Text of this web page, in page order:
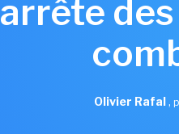
Olivier Rafal,